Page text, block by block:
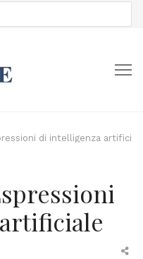
di intelligenza